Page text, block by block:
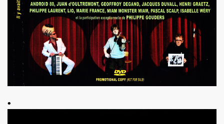
•
le 21 mai 2022 au Zenith (Paris) : compte rendu
au 11 juin 2022 a Paris.
au 4 avril 2022 a Paris pour l enregistrement de deux
l album "SUPER LUNE", le 11 decembre 2021 a l